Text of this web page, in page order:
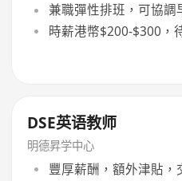
兼職彈性排班，可協調
時薪港幣$200-$300，
DSE英语教师
明德昇学中心
豐厚薪酬，額外津貼，